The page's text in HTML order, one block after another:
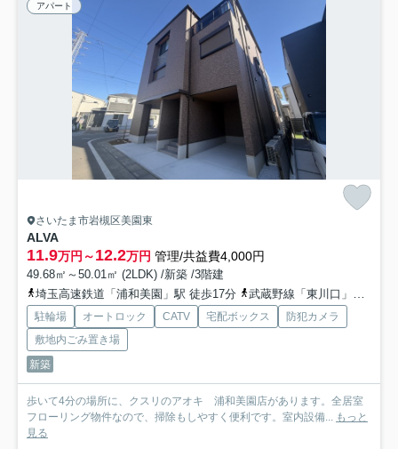
アパート
さいたま市岩槻区美園東
ALVA
11.9万円～12.2万円 管理/共益費4,000円
49.68㎡～50.01㎡ (2LDK) /新築 /3階建
埼玉高速鉄道「浦和美園」駅 徒歩17分
武蔵野線「東川口」駅 徒歩47分
駐輪場 オートロック CATV 宅配ボックス
防犯カメラ
敷地内ごみ置き場
新築
歩いて4分の場所に、クスリのアオキ 浦和美園店があります。全居室
フローリング物件なので、掃除もしやすく便利です。室内設備... もっと
見る